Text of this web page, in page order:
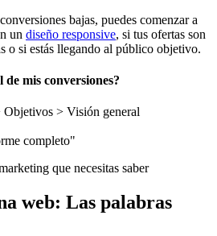
bajas, puedes comenzar a
un diseño responsive, si tus ofertas son
o si estás llegando al público objetivo.
mis conversiones?
Objetivos > Visión general
completo"
web: Las palabras